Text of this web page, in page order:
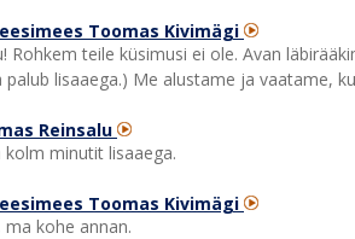
Toomas Kivimägi
Rohkem teile küsimusi ei ole. Avan
palub lisaaega.) Me alustame ja vaatame,
Reinsalu
kolm minutit lisaaega.
Toomas Kivimägi
ma kohe annan.